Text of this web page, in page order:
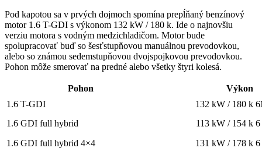
Pod kapotou sa v prvých dojmoch spomína prepĺňaný benzínový
motor 1.6 T-GDI s výkonom 132 kW / 180 k. Ide o najnovšiu
verziu motora s vodným medzichladičom. Motor bude
spolupracovať buď so šesťstupňovou manuálnou prevodovkou,
alebo so známou sedemstupňovou dvojspojkovou prevodovkou.
Pohon môže smerovať na predné alebo všetky štyri kolesá.
Pohon
Výkon
1.6 T-GDI
132 kW / 180 k
1.6 GDI full hybrid
113 kW / 154 k
1.6 GDI full hybrid 4×4
131 kW / 178 k